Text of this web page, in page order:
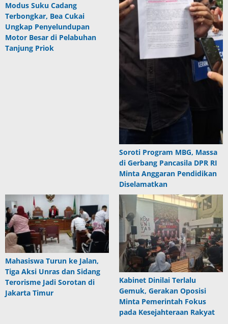
Modus Suku Cadang
Terbongkar, Bea Cukai
Ungkap Penyelundupan
Motor Besar di Pelabuhan
Tanjung Priok
Soroti Program MBG, Massa
di Gerbang Pancasila DPR RI
Minta Anggaran Pendidikan
Diselamatkan
Mahasiswa Turun ke Jalan,
Tiga Aksi Unras dan Sidang
Terorisme Jadi Sorotan di
Jakarta Timur
Kabinet Dinilai Terlalu
Gemuk, Gerakan Oposisi
Minta Pemerintah Fokus
pada Kesejahteraan Rakyat